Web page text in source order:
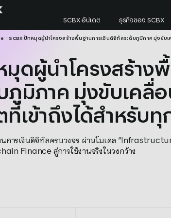
SCBX อัปเดต ธุรกิจของ SCBX
Search
for:
างพื้นฐานการเงินดิจิทัลระดับภูมิภาค มุ่งขั
: SCBX ปักหมุดผู้นำโครงสร้างพื้นฐานการเงินดิจิทัลระดับภูมิภาค มุ่งขับ
มุดผู้นำโครงสร้าง
ภูมิภาค มุ่งขับเคลื่อ
ที่เข้าถึงได้สำหรับทุ
นการเงินดิจิทัลครบวงจร ผ่านโมเดล
Finance สู่การใช้งานจริงในวงกว้าง